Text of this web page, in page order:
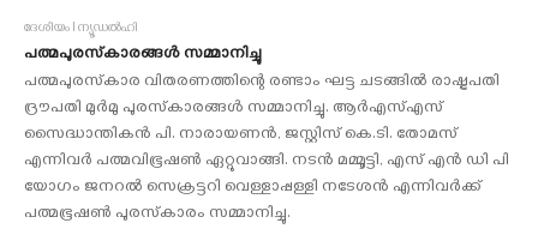
ദേശീയം I ന്യൂഡൽഹി
പത്മപുരസ്‌കാരങ്ങൾ സമ്മാനിച്ചു
പത്മപുരസ്‌കാര വിതരണത്തിന്റെ രണ്ടാം ഘട്ട ചടങ്ങില്‍ രാഷ്ട്രപതി
ദ്രൗപതി മുര്‍മു പുരസ്‌കാരങ്ങള്‍ സമ്മാനിച്ചു. ആര്‍എസ്എസ്
സൈദ്ധാന്തികന്‍ പി. നാരായണന്‍, ജസ്റ്റിസ് കെ.ടി. തോമസ്
എന്നിവര്‍ പത്മവിഭൂഷണ്‍ ഏറ്റുവാങ്ങി. നടന്‍ മമ്മൂട്ടി, എസ് എന്‍ ഡി പി
യോഗം ജനറല്‍ സെക്രട്ടറി വെള്ളാപ്പള്ളി നടേശന്‍ എന്നിവര്‍ക്ക്
പത്മഭൂഷണ്‍ പുരസ്‌കാരം സമ്മാനിച്ചു.